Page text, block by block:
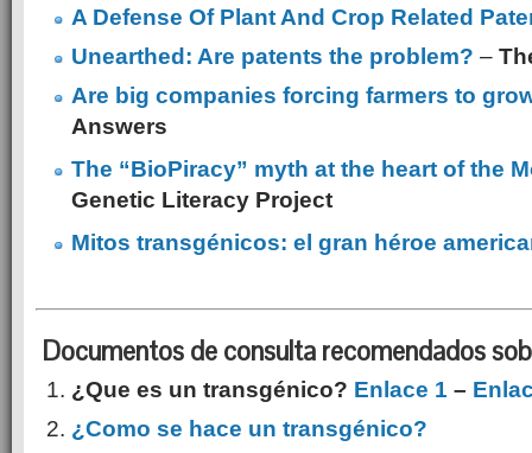
A Defense Of Plant And Crop Related
Unearthed: Are patents the problem? –
Are big companies forcing farmers to
Answers
The “BioPiracy” myth at the heart of the
Genetic Literacy Project
Mitos transgénicos: el gran héroe
Documentos de consulta recomendados
¿Que es un transgénico? Enlace 1 –
¿Como se hace un transgénico?